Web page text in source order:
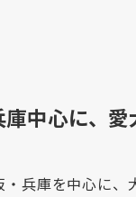
中心に、
・兵庫を中心に、